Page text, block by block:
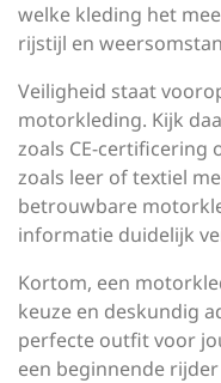
welke kleding het
rijstijl en
Veiligheid staat
motorkleding. Kijk
zoals CE-certificering
zoals leer of textiel
betrouwbare
informatie duidelijk
Kortom, een
keuze en deskundig
perfecte outfit voor
een beginnende